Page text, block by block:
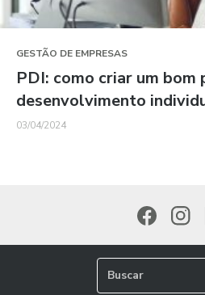
GESTÃO DE EMPRESAS
PDI: como criar um bom
desenvolvimento
03/04/2024